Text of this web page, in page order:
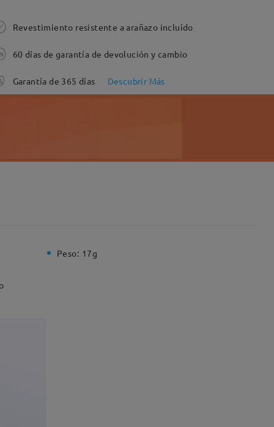
Revestimiento resistente a arañazo incluído
60 días de garantía de devolución y cambio
Garantía de 365 días Descubrir Más
Peso: 17g